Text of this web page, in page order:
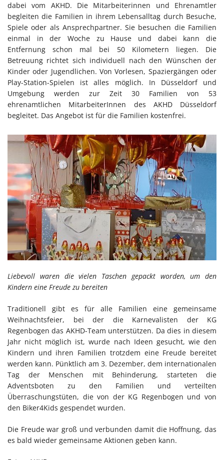
dabei vom AKHD. Die Mitarbeiterinnen und Ehrenamtler
begleiten die Familien in ihrem Lebensalltag durch Besuche,
Spiele oder als Ansprechpartner. Sie besuchen die Familien
einmal in der Woche zu Hause und dabei kann die
Entfernung schon mal bei 50 Kilometern liegen. Die
Betreuung richtet sich individuell nach den Wünschen der
Kinder oder Jugendlichen. Von Vorlesen, Spaziergängen oder
Play-Station-Spielen ist alles möglich. In Düsseldorf und
Umgebung werden zur Zeit 30 Familien von 53
ehrenamtlichen MitarbeiterInnen des AKHD Düsseldorf
begleitet. Das Angebot ist für die Familien kostenfrei.
Liebevoll waren die vielen Taschen gepackt worden, um den
Kindern eine Freude zu bereiten
Traditionell gibt es für alle Familien eine gemeinsame
Weihnachtsfeier, bei der die Karnevalisten der KG
Regenbogen das AKHD-Team unterstützen. Da dies in diesem
Jahr nicht möglich ist, wurde nach Ideen gesucht, wie den
Kindern und ihren Familien trotzdem eine Freude bereitet
werden kann. Pünktlich am 3. Dezember, dem internationalen
Tag der Menschen mit Behinderung, starteten die
Adventsboten zu den Familien und verteilten
Überraschungstüten, die von der KG Regenbogen und von
den Biker4Kids gespendet wurden.
Die Freude war groß und verbunden damit die Hoffnung, das
es bald wieder gemeinsame Aktionen geben kann.